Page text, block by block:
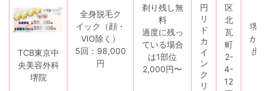
TCB東京中
央美容外科
堺院
全身脱毛ク
イック（顔・
VIO除く）
5回：98,000
円
剃り残し無
料
過度に残っ
ている場合
は1部位
2,000円〜
円
リ
ド
カ
イ
ン
ク
リ
区
北
瓦
町
2-
4-
12
堺
か
歩